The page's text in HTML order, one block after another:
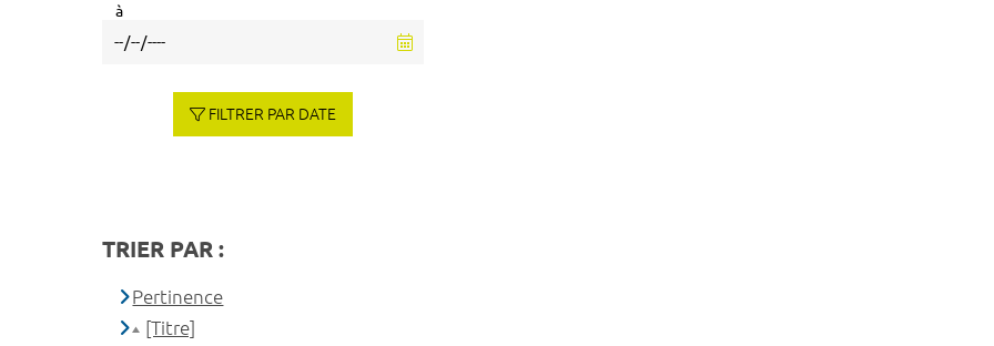
à
FILTRER PAR DATE
TRIER PAR :
Pertinence
[Titre]